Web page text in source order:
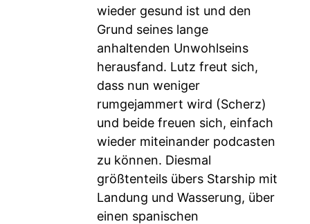
wieder gesund ist und den
Grund seines lange
anhaltenden Unwohlseins
herausfand. Lutz freut sich,
dass nun weniger
rumgejammert wird (Scherz)
und beide freuen sich, einfach
wieder miteinander podcasten
zu können. Diesmal
größtenteils übers Starship mit
Landung und Wasserung, über
einen spanischen